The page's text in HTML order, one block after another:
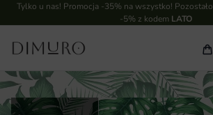
Tylko u nas! Promocja -35% na wszystko! Pozostało
-5% z kodem LATO